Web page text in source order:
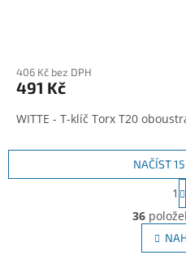
406 Kč bez DPH
491 Kč
WITTE - T-klíč Torx T20
O
l
NAČÍST
S
t
r
1
36